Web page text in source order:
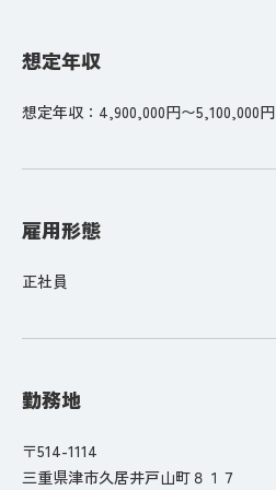
想定年収
想定年収：4,900,000円〜5,100,000円
雇用形態
正社員
勤務地
〒514-1114
三重県津市久居井戸山町８１７